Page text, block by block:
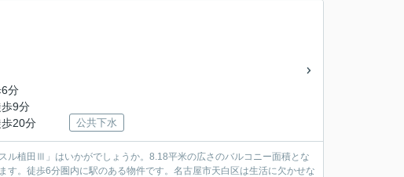
6分
歩9分
20分 公共下水
ル植田Ⅲ」はいかがでしょうか。8.18平米の広さのバルコニー面積とな
。徒歩6分圏内に駅のある物件です。名古屋市天白区は生活に欠かせな